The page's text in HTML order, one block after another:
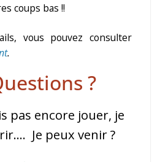
coups bas !!
vous pouvez consulter
.
?
pas encore jouer, je
Je peux venir ?